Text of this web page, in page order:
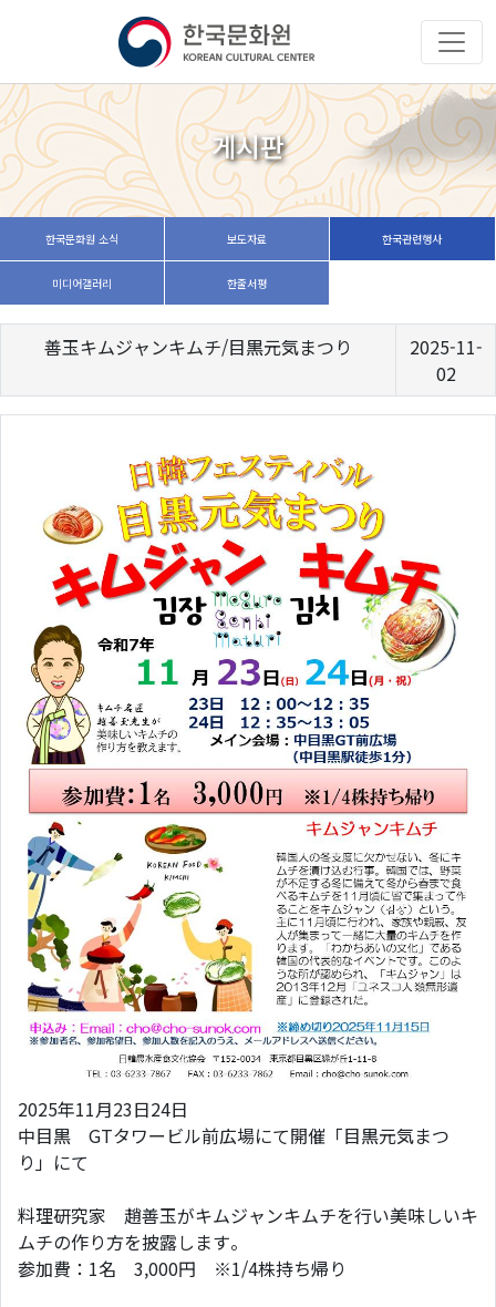
게시판
한국문화원 소식 보도자료 한국관련행사
미디어갤러리 한줄서평
善玉キムジャンキムチ/目黒元気まつり
2025-11-
02
2025年11月23日24日
中目黒 GTタワービル前広場にて開催「目黒元気まつ
り」にて
料理研究家 趙善玉がキムジャンキムチを行い美味しいキ
ムチの作り方を披露します。
参加費：1名 3,000円 ※1/4株持ち帰り